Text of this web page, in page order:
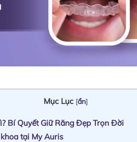
Mục Lục [ẩn]
Bí Quyết Giữ Răng Đẹp Trọn Đời
tại My Auris